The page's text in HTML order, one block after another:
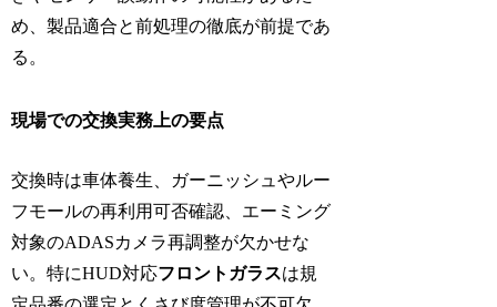
め、製品適合と前処理の徹底が前提であ
る。
現場での交換実務上の要点
交換時は車体養生、ガーニッシュやルー
フモールの再利用可否確認、エーミング
対象のADASカメラ再調整が欠かせな
い。特にHUD対応フロントガラスは規